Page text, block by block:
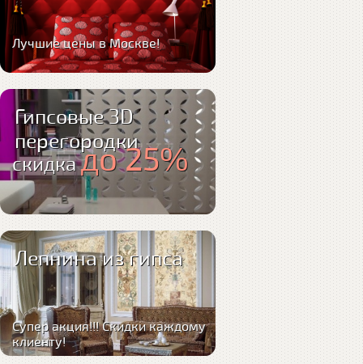
Лучшие цены в Москве!
Гипсовые 3D
перегородки
скидкадо 25%
Лепнина из гипса
Супер акция!!! Скидки каждому
клиенту!